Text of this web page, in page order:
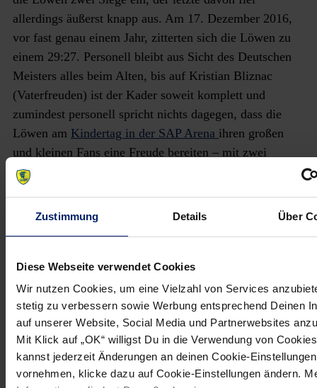
Zustimmung Details Über
Diese Webseite verwendet Cookies
Wir nutzen Cookies, um eine Vielzahl von Services
stetig zu verbessern sowie Werbung entsprechend Deinen
auf unserer Website, Social Media und Partnerwebsites
Mit Klick auf „OK“ willigst Du in die Verwendung von
kannst jederzeit Änderungen an deinen Cookie-Einstellungen
vornehmen, klicke dazu auf Cookie-Einstellungen ändern.
allerdings äußerst knapp aus. Am 17. Dezember 2016,
vor fast genau einem Jahr, zitterten sich die Löwen zu
einem 29:27. Personell bleibt aus Sicht des Deutschen
Meisters alles beim Alten, bis auf Kristian Bliznac
(Vaterfreuden) ist der Kader soweit komplett und
zumindest personell spricht nichts dagegen, dass die
Löwen am Kindertag in der SAP Arena ihren großen
und kleinen Fans eine Freude bereiten – mit zwei
Punkten in der Löwen-Höhle.
Wenn du per E-Mail über Aktuelles aus der Löwenwelt
informiert werden willst, kannst du den Rhein-Neckar
Löwen Newsletterhier abonnieren.
Post
Alle News anzeigen